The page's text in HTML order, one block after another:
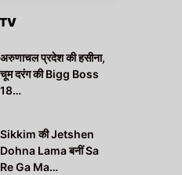
TV
अरुणाचल प्रदेश की हसीना,
चूम दरंग की Bigg Boss
18…
Sikkim की Jetshen
Dohna Lama बनीं Sa
Re Ga Ma…